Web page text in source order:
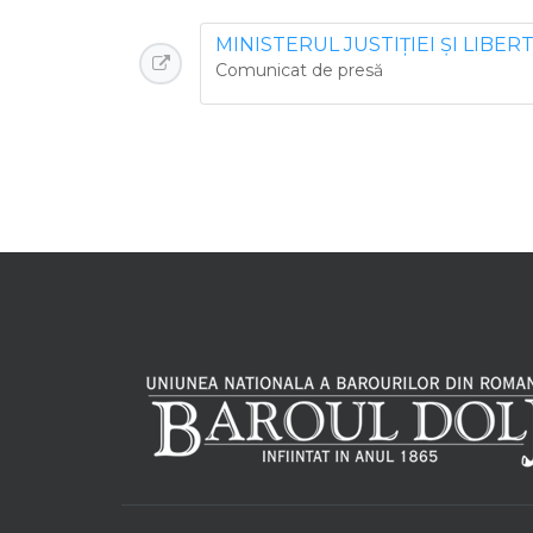
MINISTERUL JUSTIŢIEI ŞI
Comunicat de presă